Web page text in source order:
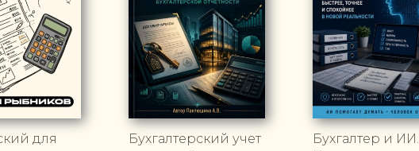
для
Бухгалтерский учет
Бухгалтер и ИИ.